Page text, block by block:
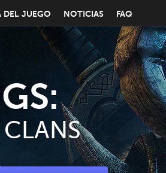
DEL JUEGO NOTICIAS FAQ